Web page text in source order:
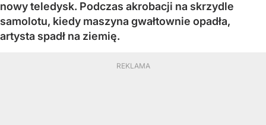
nowy teledysk. Podczas akrobacji na skrzydle
samolotu, kiedy maszyna gwałtownie opadła,
artysta spadł na ziemię.